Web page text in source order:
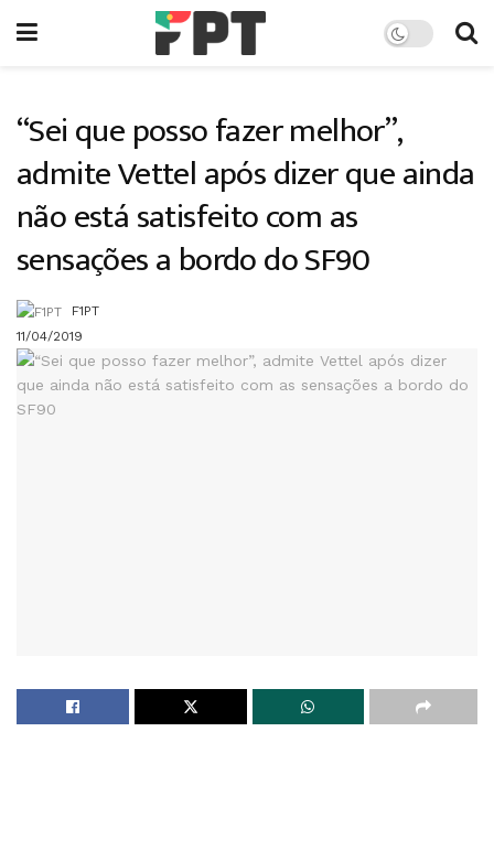
“Sei que posso fazer melhor”,
admite Vettel após dizer que ainda
não está satisfeito com as
sensações a bordo do SF90
F1PT
11/04/2019